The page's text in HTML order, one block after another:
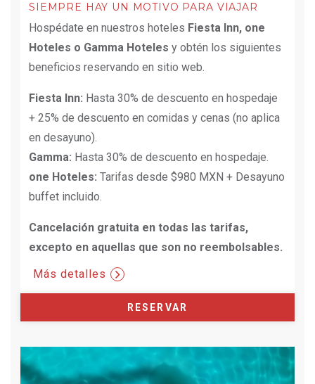
SIEMPRE HAY UN MOTIVO PARA VIAJAR
Hospédate en nuestros hoteles Fiesta Inn, one
Hoteles o Gamma Hoteles y obtén los siguientes
beneficios reservando en sitio web.
Fiesta Inn: Hasta 30% de descuento en hospedaje
+ 25% de descuento en comidas y cenas (no aplica
en desayuno).
Gamma: Hasta 30% de descuento en hospedaje.
one Hoteles: Tarifas desde $980 MXN + Desayuno
buffet incluido.
Cancelación gratuita en todas las tarifas,
excepto en aquellas que son no reembolsables.
Más detalles
RESERVAR